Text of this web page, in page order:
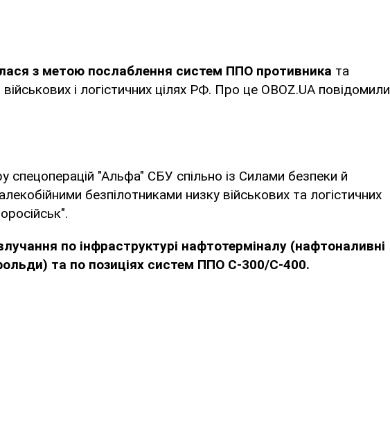
з метою послаблення систем ППО противника та
і логістичних цілях РФ. Про це OBOZ.UA повідомили
спецоперацій "Альфа" СБУ спільно із Силами безпеки й
безпілотниками низку військових та логістичних
по інфраструктурі нафтотерміналу (нафтоналивні
та по позиціях систем ППО С-300/С-400.